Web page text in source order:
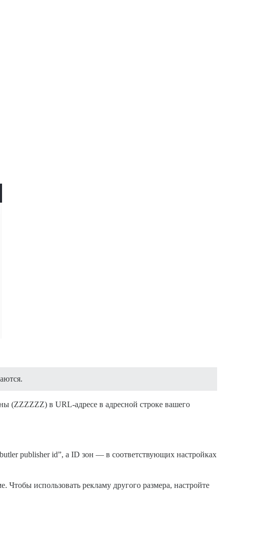
(ZZZZZZ) в URL-адресе в адресной строке вашего
publisher id”, а ID зон — в соответствующих настройках
использовать рекламу другого размера, настройте